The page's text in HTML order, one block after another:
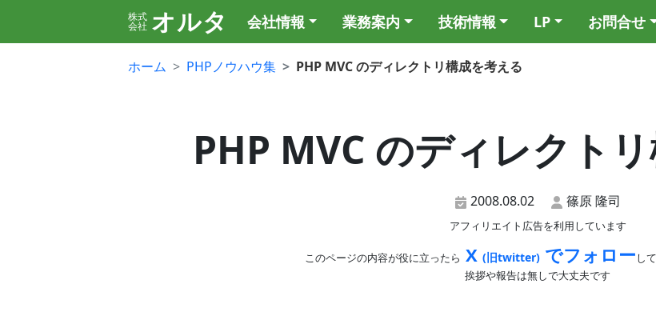
株式
会社 オルタ 会社情報 業務案内 技術情報 LP お問合せ
ホーム PHPノウハウ集 PHP MVC のディレクトリ構成を考える
PHP MVC のディレクト
2008.08.02 篠原 隆司
アフィリエイト広告を利用しています
このページの内容が役に立ったら X (旧twitter)でフォローし
挨拶や報告は無しで大丈夫です